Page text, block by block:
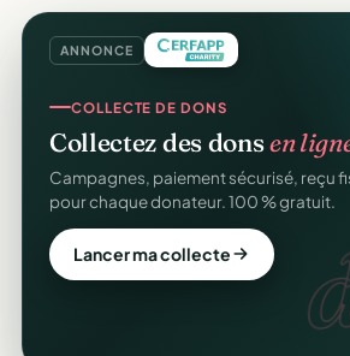
ANNONCE
COLLECTE DE DONS
Collectez des donsen
Campagnes, paiement sécurisé, reçu
pour chaque donateur. 100 % gratuit.
Lancer ma collecte